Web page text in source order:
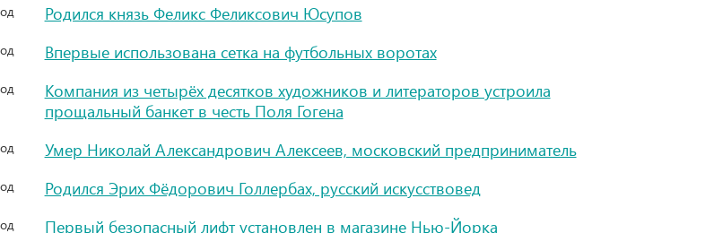
Родился князь Феликс Феликсович Юсупов
Впервые использована сетка на футбольных воротах
Компания из четырёх десятков художников и литераторов устроила
прощальный банкет в честь Поля Гогена
Умер Николай Александрович Алексеев, московский предприниматель
Родился Эрих Фёдорович Голлербах, русский искусствовед
Первый безопасный лифт установлен в магазине Нью-Йорка